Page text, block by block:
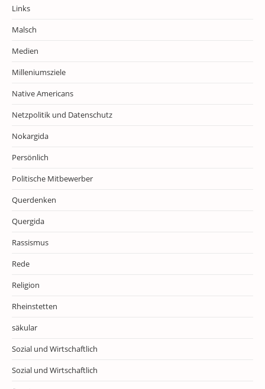
Links
Malsch
Medien
Milleniumsziele
Native Americans
Netzpolitik und Datenschutz
Nokargida
Persönlich
Politische Mitbewerber
Querdenken
Quergida
Rassismus
Rede
Religion
Rheinstetten
säkular
Sozial und Wirtschaftlich
Sozial und Wirtschaftlich